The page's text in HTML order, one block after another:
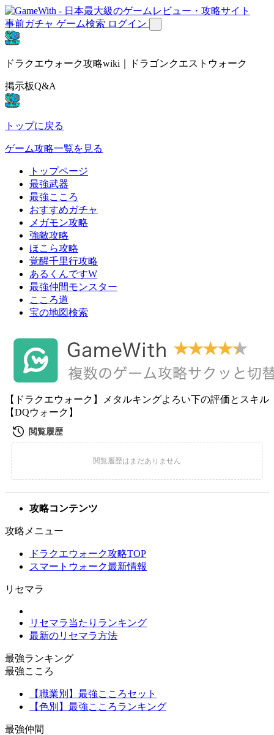
事前ガチャ ゲーム検索 ログイン
ドラクエウォーク攻略wiki｜ドラゴンクエストウォーク
掲示板Q&A
トップに戻る
ゲーム攻略一覧を見る
トップページ
最強武器
最強こころ
おすすめガチャ
メガモン攻略
強敵攻略
ほこら攻略
覚醒千里行攻略
あるくんですW
最強仲間モンスター
こころ道
宝の地図検索
【ドラクエウォーク】メタルキングよろい下の評価とスキル
【DQウォーク】
攻略コンテンツ
攻略メニュー
ドラクエウォーク攻略TOP
スマートウォーク最新情報
リセマラ
リセマラ当たりランキング
最新のリセマラ方法
最強ランキング
最強こころ
【職業別】最強こころセット
【色別】最強こころランキング
最強仲間